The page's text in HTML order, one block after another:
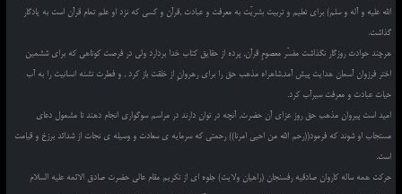
الله علیه و آله و سلم) برای تعلیم و تربیت بشریّت به معرفت و عبادت ,قرآن و کسی که نزد او علم تمام قرآن است به یادگار
گذاشت.
هرچند حوادث روزگار نگذاشت مفسّر معصومِ قرآن, پرده از حقایق کتاب خدا بردارد ولی در فرصت کوتاهی که برای ششمین
اختر فرزوان آسمان هدایت پیش آمد,شاهراه مذهب حق را برای رهروانِ از خلقت باز کرد , و فطرت تشنه انسانیت را به آب
حیات عبادت و معرفت سیرآب کرد.
امید است پیروان مذهب حق روز عزای آن حضرت, آنچه در توان دارند در مراسم سوگواری انجام دهند تا مشمول دعای
مستجاب او شوند که فرمود((رحم الله من احیی امرنا)) رحمتی که سرمایه ی سعادت و وسیله ی نجات از شدائد برزخ و قیامت
است.
حرکت همه ساله کاروان صادقیه رفسنجان (راهیان ولایت) جلوه ای از تکریم مقام عالی حضرت صادق الائمه علیه السلام